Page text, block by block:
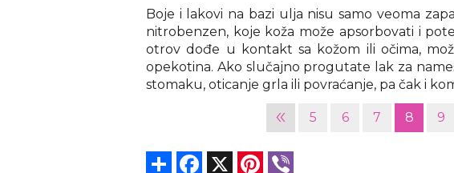
Boje i lakovi na bazi ulja nisu samo veoma
nitrobenzen, koje koža može apsorbovati i
otrov dođe u kontakt sa kožom ili očima,
opekotina. Ako slučajno progutate lak za
stomaku, oticanje grla ili povraćanje, pa čak i
« 5 6 7 8 9
Share Facebook Pinterest